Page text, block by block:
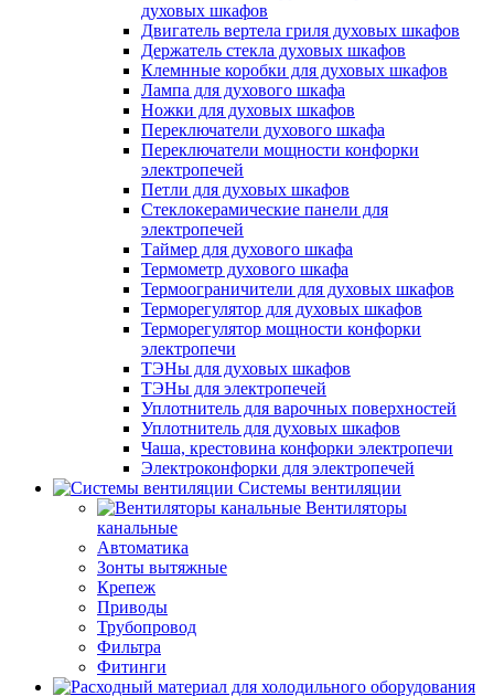
духовых шкафов
Двигатель вертела гриля духовых шкафов
Держатель стекла духовых шкафов
Клемнные коробки для духовых шкафов
Лампа для духового шкафа
Ножки для духовых шкафов
Переключатели духового шкафа
Переключатели мощности конфорки
электропечей
Петли для духовых шкафов
Стеклокерамические панели для
электропечей
Таймер для духового шкафа
Термометр духового шкафа
Термоограничители для духовых шкафов
Терморегулятор для духовых шкафов
Терморегулятор мощности конфорки
электропечи
ТЭНы для духовых шкафов
ТЭНы для электропечей
Уплотнитель для варочных поверхностей
Уплотнитель для духовых шкафов
Чаша, крестовина конфорки электропечи
Электроконфорки для электропечей
Системы вентиляции
Вентиляторы
канальные
Автоматика
Зонты вытяжные
Крепеж
Приводы
Трубопровод
Фильтра
Фитинги